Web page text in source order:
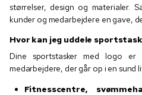
størrelser, design og
kunder og medarbejdere en gave,
Hvor kan jeg uddele
Dine sportstasker med logo
medarbejdere, der går op i en sund
Fitnesscentre,